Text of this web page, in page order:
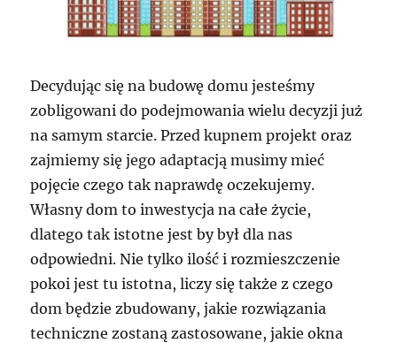
Decydując się na budowę domu jesteśmy
zobligowani do podejmowania wielu decyzji już
na samym starcie. Przed kupnem projekt oraz
zajmiemy się jego adaptacją musimy mieć
pojęcie czego tak naprawdę oczekujemy.
Własny dom to inwestycja na całe życie,
dlatego tak istotne jest by był dla nas
odpowiedni. Nie tylko ilość i rozmieszczenie
pokoi jest tu istotna, liczy się także z czego
dom będzie zbudowany, jakie rozwiązania
techniczne zostaną zastosowane, jakie okna